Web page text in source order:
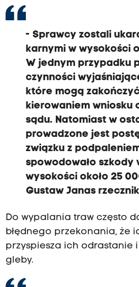
- Sprawcy zostali
karnymi w wysokości
W jednym przypadku
czynności
które mogą
kierowaniem wniosku
sądu. Natomiast w
prowadzone jest
związku z
spowodowało szkody
wysokości około 25
Gustaw Janas
Do wypalania trawczęsto
błędnego przekonania, że
przyspiesza ich odrastanie
gleby.